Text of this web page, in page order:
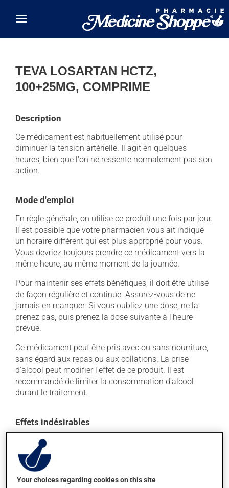
TEVA LOSARTAN HCTZ,
100+25MG, COMPRIME
Description
Ce médicament est habituellement utilisé pour
diminuer la tension artérielle. Il agit en quelques
heures, bien que l'on ne ressente normalement pas son
action.
Mode d'emploi
En règle générale, on utilise ce produit une fois par jour.
Il est possible que votre pharmacien vous ait indiqué
un horaire différent qui est plus approprié pour vous.
Vous devriez toujours prendre ce médicament vers la
même heure, au même moment de la journée.
Pour maintenir ses effets bénéfiques, il doit être utilisé
de façon régulière et continue. Assurez-vous de ne
jamais en manquer. Si vous oubliez une dose, ne la
prenez pas, puis prenez la dose suivante à l'heure
prévue.
Ce médicament peut être pris avec ou sans nourriture,
sans égard aux repas ou aux collations. La prise
d'alcool peut modifier l'effet de ce produit. Il est
recommandé de limiter la consommation d'alcool
durant le traitement.
Effets indésirables
En plus de ses effets recherchés, ce produit peut à
l'occasion entraîner certains effets indésirables (effets
secondaires), notamment :
il peut causer des maux de tête;
Your choices regarding cookies on this site